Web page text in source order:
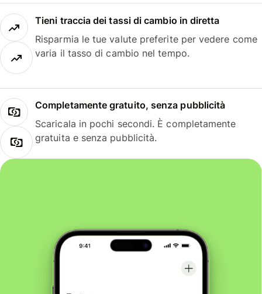
Tieni traccia dei tassi di cambio in diretta
Risparmia le tue valute preferite per vedere come
varia il tasso di cambio nel tempo.
Completamente gratuito, senza pubblicità
Scaricala in pochi secondi. È completamente
gratuita e senza pubblicità.